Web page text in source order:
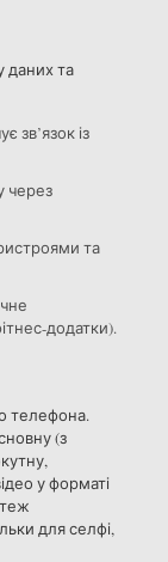
даних та
зв’язок із
через
та
додатки).
телефона.
(з
у форматі
для селфі,